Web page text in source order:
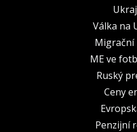
Válka na
Migrační
ME ve
Ruský
Ceny
Penzijní